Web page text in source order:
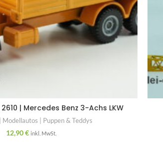
| Mercedes Benz 3-Achs LKW
Modellautos | Puppen & Teddys
12,90€ inkl. MwSt.